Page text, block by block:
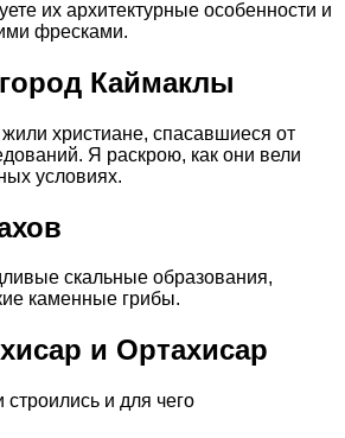
их архитектурные особенности и
фресками.
Каймаклы
христиане, спасавшиеся от
Я раскрою, как они вели
условиях.
скальные образования,
каменные грибы.
и Ортахисар
строились и для чего